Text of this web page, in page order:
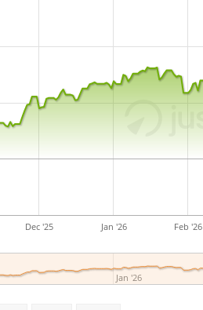
Dec '25 Jan '26 Feb '26
Jan '26